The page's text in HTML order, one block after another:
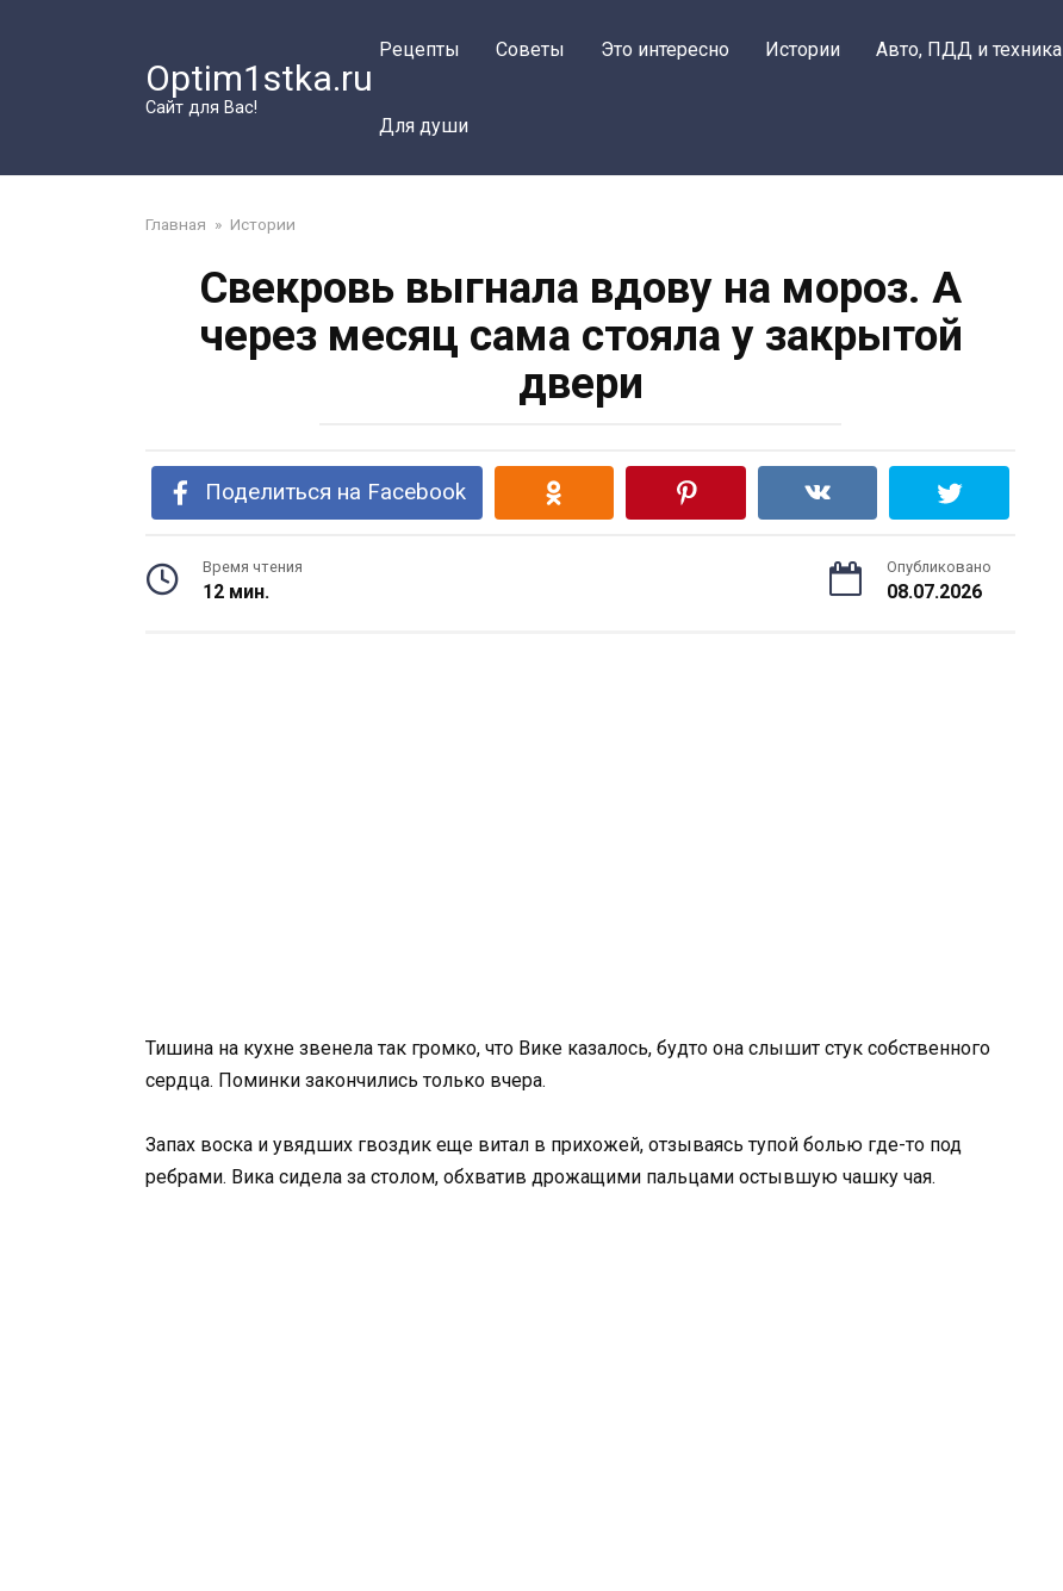
Optim1stka.ru
Сайт для Вас!
Рецепты Советы Это интересно Истории Авто, ПДД и техника
Для души
Главная » Истории
Свекровь выгнала вдову на мороз. А
через месяц сама стояла у закрытой
двери
Поделиться на Facebook
Время чтения
12 мин.
Опубликовано
08.07.2026
Тишина на кухне звенела так громко, что Вике казалось, будто она слышит стук собственного
сердца. Поминки закончились только вчера.
Запах воска и увядших гвоздик еще витал в прихожей, отзываясь тупой болью где-то под
ребрами. Вика сидела за столом, обхватив дрожащими пальцами остывшую чашку чая.